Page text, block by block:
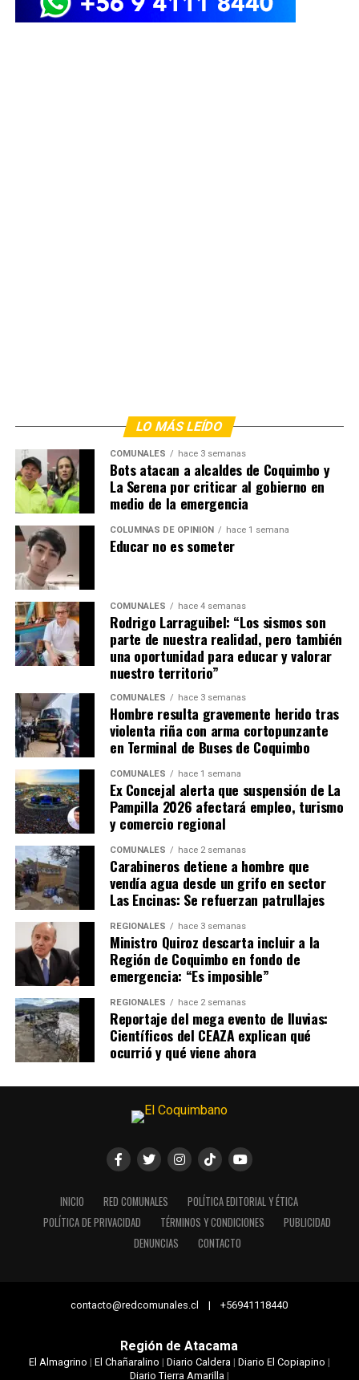
LO MÁS LEÍDO
COMUNALES hace 3 semanas
Bots atacan a alcaldes de Coquimbo y
La Serena por criticar al gobierno en
medio de la emergencia
COLUMNAS DE OPINIÓN hace 1 semana
Educar no es someter
COMUNALES hace 4 semanas
Rodrigo Larraguibel: “Los sismos son
parte de nuestra realidad, pero también
una oportunidad para educar y valorar
nuestro territorio”
COMUNALES hace 3 semanas
Hombre resulta gravemente herido tras
violenta riña con arma cortopunzante
en Terminal de Buses de Coquimbo
COMUNALES hace 1 semana
Ex Concejal alerta que suspensión de La
Pampilla 2026 afectará empleo, turismo
y comercio regional
COMUNALES hace 2 semanas
Carabineros detiene a hombre que
vendía agua desde un grifo en sector
Las Encinas: Se refuerzan patrullajes
REGIONALES hace 3 semanas
Ministro Quiroz descarta incluir a la
Región de Coquimbo en fondo de
emergencia: “Es imposible”
REGIONALES hace 2 semanas
Reportaje del mega evento de lluvias:
Científicos del CEAZA explican qué
ocurrió y qué viene ahora
INICIO RED COMUNALES
POLÍTICA EDITORIAL Y ÉTICA
POLÍTICA DE PRIVACIDAD
TÉRMINOS Y CONDICIONES
PUBLICIDAD
DENUNCIAS
CONTACTO
contacto@redcomunales.cl | +56941118440
Región de Atacama
El Almagrino | El Chañaralino | Diario Caldera| Diario El Copiapino |
Diario Tierra Amarilla|